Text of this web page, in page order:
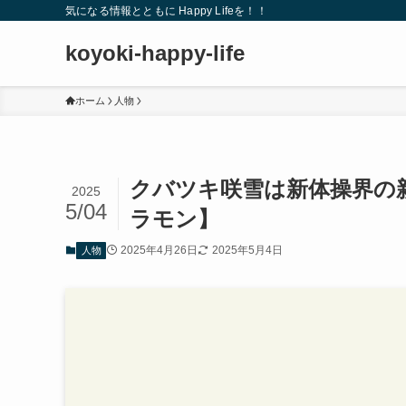
気になる情報とともに Happy Lifeを！！
koyoki-happy-life
ホーム 人物
クバツキ咲雪は新体操界
ラモン】
2025
5/04
人物 2025年4月26日 2025年5月4日